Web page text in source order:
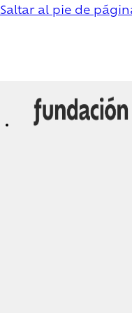
Saltar al pie de